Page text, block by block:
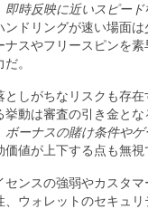
即時反映に近いスピード
ンドリングが速い場面
ナスやフリースピンを
。
しがちなリスクも存在
挙動は審査の引き金と
ボーナスの賭け条件やゲ
価値が上下する点も無視
センスの強弱やカスタ
、ウォレットのセキュリ